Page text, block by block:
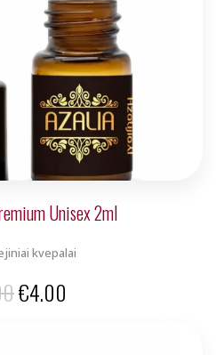
may
be
chosen
on
the
product
page
Unisex 2ml
kvepalai
Original
€4.00